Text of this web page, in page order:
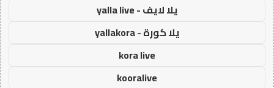
يلا لايف - yalla live
يلا كورة - yallakora
kora live
kooralive